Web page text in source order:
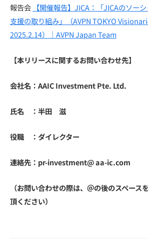
報告会 【開催報告】JICA：「JICAのソー
支援の取り組み」（AVPN TOKYO
2025.2.14）｜AVPN Japan Team
【本リリースに関するお問い合わせ先】
会社名：AAIC Investment Pte. Ltd.
氏名 ：半田 滋
役職 ：ダイレクター
連絡先：pr-investment@ aa-ic.com
（お問い合わせの際は、＠の後のスペース
頂ください）